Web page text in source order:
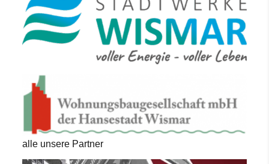
alle unsere Partner